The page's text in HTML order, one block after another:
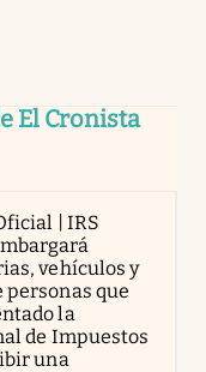
El Cronista
| IRS
vehículos y
personas que
la
de Impuestos
una